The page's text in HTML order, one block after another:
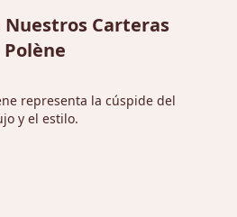
Nuestros Carteras
Polène
representa la cúspide del
y el estilo.